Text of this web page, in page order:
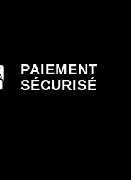
PAIEMENT
SÉCURISÉ